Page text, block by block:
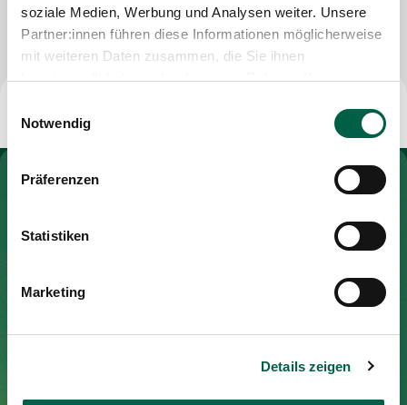
soziale Medien, Werbung und Analysen weiter. Unsere
Partner:innen führen diese Informationen möglicherweise
mit weiteren Daten zusammen, die Sie ihnen
bereitgestellt haben oder die sie im Rahmen Ihrer
Notwendig
Präferenzen
Statistiken
Marketing
Details zeigen
Contact us
Blog
To Gesundheitswelt Zollikerberg
Trichtenhauserstrasse 20